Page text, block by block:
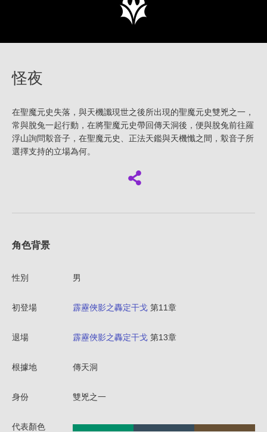
怪夜
在聖魔元史失落，與天機讖現世之後所出現的聖魔元史雙兇之一，
常與脫兔一起行動，在將聖魔元史帶回傳天洞後，便與脫兔前往羅
浮山詢問鷇音子，在聖魔元史、正法天鑑與天機懺之間，鷇音子所
選擇支持的立場為何。
角色背景
性別 男
初登場 霹靂俠影之轟定干戈 第11章
退場 霹靂俠影之轟定干戈 第13章
根據地 傳天洞
身份 雙兇之一
代表顏色